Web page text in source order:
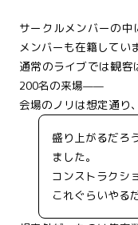
サークルメンバーの
メンバーも在籍してい
通常のライブでは観
200名の来場——
会場のノリは想定通り
盛り上がるだろ
ました。
コンストラクシ
これぐらいやる